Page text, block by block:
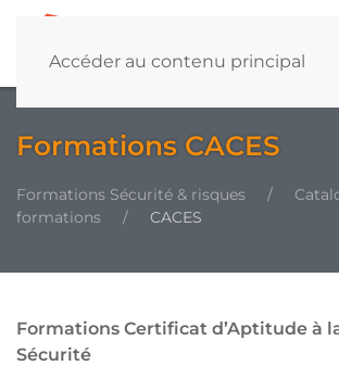
Accéder au contenu principal
Formations CACES
Formations Sécurité & risques
formations
CACES
Formations Certificat d’Aptitude à
Sécurité